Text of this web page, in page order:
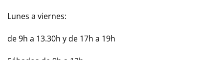
Lunes a viernes:
de 9h a 13.30h y de 17h a 19h